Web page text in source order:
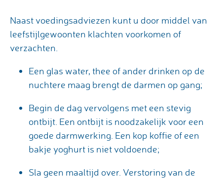
Naast voedingsadviezen kunt u door middel van
leefstijlgewoonten klachten voorkomen of
verzachten.
Een glas water, thee of ander drinken op de
nuchtere maag brengt de darmen op gang;
Begin de dag vervolgens met een stevig
ontbijt. Een ontbijt is noodzakelijk voor een
goede darmwerking. Een kop koffie of een
bakje yoghurt is niet voldoende;
Sla geen maaltijd over. Verstoring van de